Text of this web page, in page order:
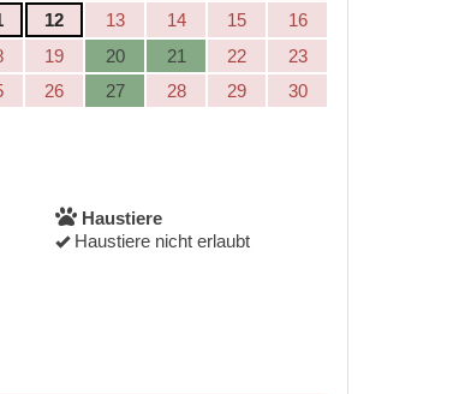
12 13 14 15
16
19 20 21 22
23
26 27 28 29
30
Haustiere
Haustiere nicht erlaubt